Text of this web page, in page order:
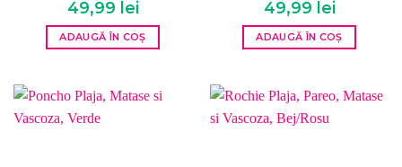
Prețul
inițial
a
fost:
129,99 lei.
49,99 leiPrețul
curent
este:
49,99 lei.
ADAUGĂ ÎN COȘ
Prețul
inițial
a
fost:
129,99 lei.
49,99 leiPrețul
curent
este:
49,99 lei.
ADAUGĂ ÎN COȘ